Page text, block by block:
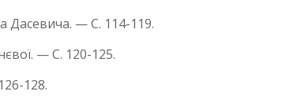
Дасевича. — С. 114-119.
— С. 120-125.
128.